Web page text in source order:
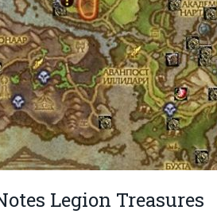
Legion Treasures